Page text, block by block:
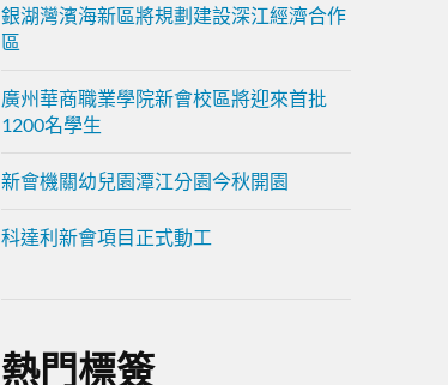
銀湖灣濱海新區將規劃建設深江經濟合作
區
廣州華商職業學院新會校區將迎來首批
1200名學生
新會機關幼兒園潭江分園今秋開園
科達利新會項目正式動工
熱門標簽